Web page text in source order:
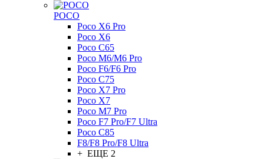
POCO
Poco X6 Pro
Poco X6
Poco C65
Poco M6/M6 Pro
Poco F6/F6 Pro
Poco C75
Poco X7 Pro
Poco X7
Poco M7 Pro
Poco F7 Pro/F7 Ultra
Poco C85
F8/F8 Pro/F8 Ultra
+ ЕЩЕ 2